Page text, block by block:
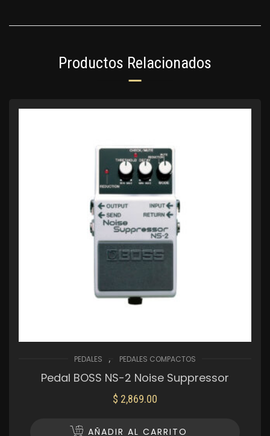
Productos Relacionados
PEDALES , PEDALES COMPACTOS
Pedal BOSS NS-2 Noise Suppressor
$ 2,869.00
AÑADIR AL CARRITO